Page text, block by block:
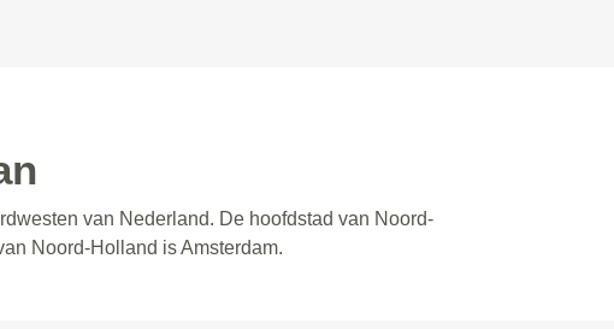
van Nederland. De hoofdstad van Noord-
Noord-Holland is Amsterdam.